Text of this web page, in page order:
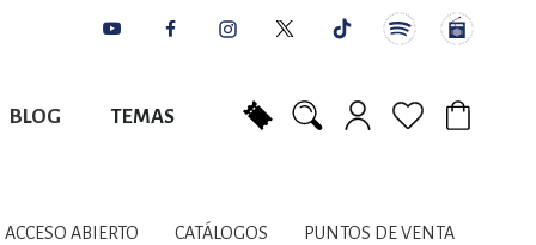
BLOG TEMAS
LITERARIOS
ACCESO ABIERTO CATÁLOGOS PUNTOS DE VENTA